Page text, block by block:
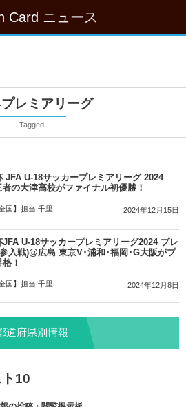
Card ニュース
レミアリーグ
Tagged
JFA U-18サッカープレミアリーグ 2024
の大津高校がファイナル初優勝！
全国】担当 千里 2024年12月15日
JFA U-18サッカープレミアリーグ2024 プレ
入戦)@広島 東京V･浦和･福岡･G大阪がプ
！
全国】担当 千里 2024年12月8日
道府県別情報
10